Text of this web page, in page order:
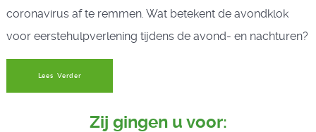
coronavirus af te remmen. Wat betekent de avondklok
voor eerstehulpverlening tijdens de avond- en nachturen?
Lees Verder
Zij gingen u voor: